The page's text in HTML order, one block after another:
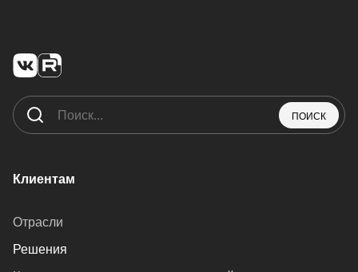
ПОИСК
Клиентам
Отрасли
Решения